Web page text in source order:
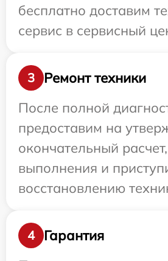
бесплатно доставим
сервис в сервисный
3
Ремонт техники
После полной
предоставим на
окончательный
выполнения и
восстановлению
4
Гарантия